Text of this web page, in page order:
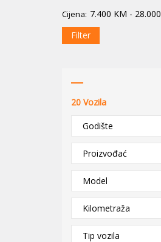
Cijena: 7.400 KM - 28.000
Filter
20 Vozila
Godište
Proizvođać
Model
Kilometraža
Tip vozila